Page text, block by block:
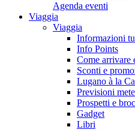
Agenda eventi
Viaggia
Viaggia
Informazioni
Info Points
Come arrivare
Sconti e
Lugano à la
Previsioni
Prospetti e
Gadget
Libri